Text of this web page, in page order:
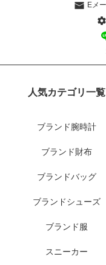
Eメ
人気カテゴリ一覧
ブランド腕時計
ブランド財布
ブランドバッグ
ブランドシューズ
ブランド服
スニーカー